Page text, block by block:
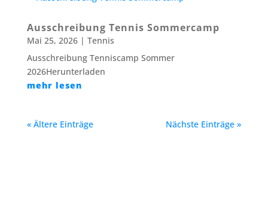
Ausschreibung Tennis Sommercamp
Mai 25, 2026| Tennis
Ausschreibung Tenniscamp Sommer
2026Herunterladen
mehr lesen
« Ältere Einträge Nächste Einträge »